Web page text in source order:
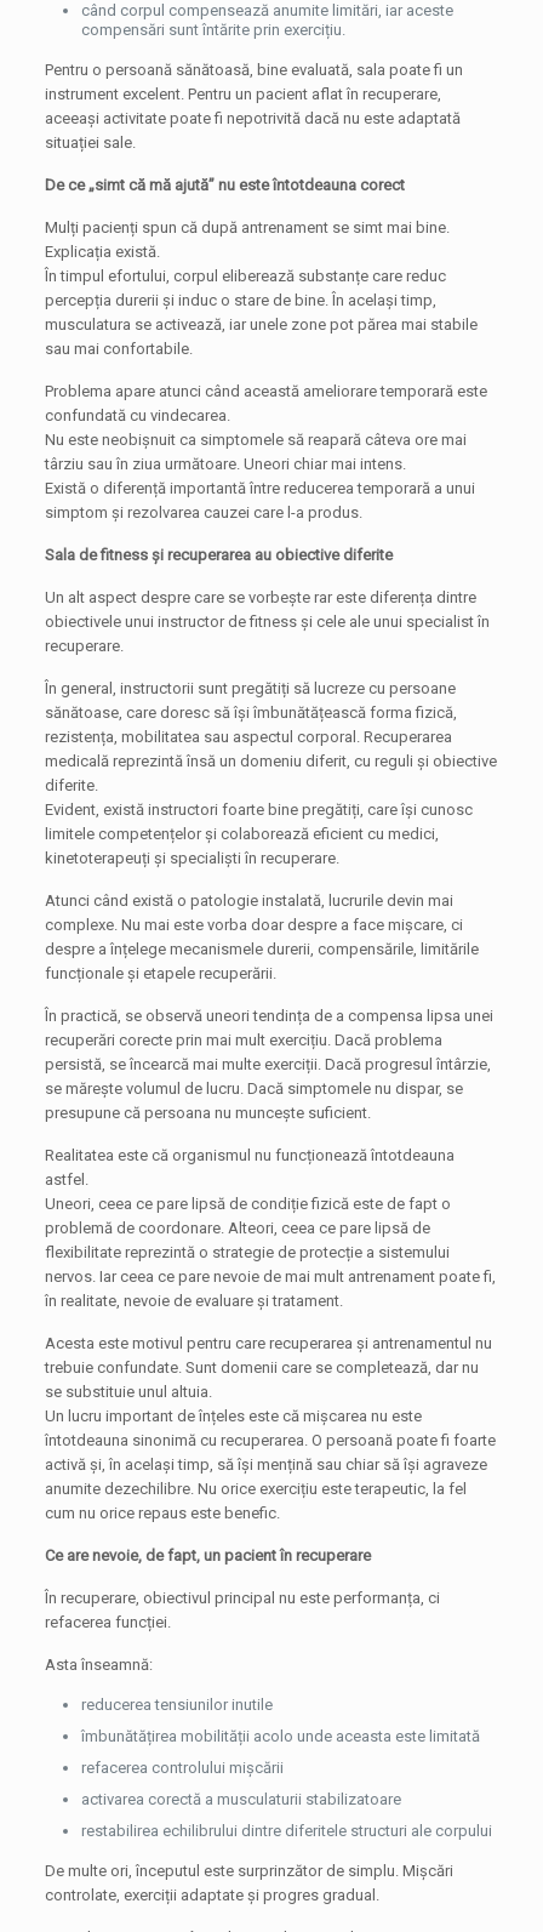
când corpul compensează anumite limitări, iar aceste
compensări sunt întărite prin exercițiu.
Pentru o persoană sănătoasă, bine evaluată, sala poate fi un
instrument excelent. Pentru un pacient aflat în recuperare,
aceeași activitate poate fi nepotrivită dacă nu este adaptată
situației sale.
De ce „simt că mă ajută” nu este întotdeauna corect
Mulți pacienți spun că după antrenament se simt mai bine.
Explicația există.
În timpul efortului, corpul eliberează substanțe care reduc
percepția durerii și induc o stare de bine. În același timp,
musculatura se activează, iar unele zone pot părea mai stabile
sau mai confortabile.
Problema apare atunci când această ameliorare temporară este
confundată cu vindecarea.
Nu este neobișnuit ca simptomele să reapară câteva ore mai
târziu sau în ziua următoare. Uneori chiar mai intens.
Există o diferență importantă între reducerea temporară a unui
simptom și rezolvarea cauzei care l-a produs.
Sala de fitness și recuperarea au obiective diferite
Un alt aspect despre care se vorbește rar este diferența dintre
obiectivele unui instructor de fitness și cele ale unui specialist în
recuperare.
În general, instructorii sunt pregătiți să lucreze cu persoane
sănătoase, care doresc să își îmbunătățească forma fizică,
rezistența, mobilitatea sau aspectul corporal. Recuperarea
medicală reprezintă însă un domeniu diferit, cu reguli și obiective
diferite.
Evident, există instructori foarte bine pregătiți, care își cunosc
limitele competențelor și colaborează eficient cu medici,
kinetoterapeuți și specialiști în recuperare.
Atunci când există o patologie instalată, lucrurile devin mai
complexe. Nu mai este vorba doar despre a face mișcare, ci
despre a înțelege mecanismele durerii, compensările, limitările
funcționale și etapele recuperării.
În practică, se observă uneori tendința de a compensa lipsa unei
recuperări corecte prin mai mult exercițiu. Dacă problema
persistă, se încearcă mai multe exerciții. Dacă progresul întârzie,
se mărește volumul de lucru. Dacă simptomele nu dispar, se
presupune că persoana nu muncește suficient.
Realitatea este că organismul nu funcționează întotdeauna
astfel.
Uneori, ceea ce pare lipsă de condiție fizică este de fapt o
problemă de coordonare. Alteori, ceea ce pare lipsă de
flexibilitate reprezintă o strategie de protecție a sistemului
nervos. Iar ceea ce pare nevoie de mai mult antrenament poate fi,
în realitate, nevoie de evaluare și tratament.
Acesta este motivul pentru care recuperarea și antrenamentul nu
trebuie confundate. Sunt domenii care se completează, dar nu
se substituie unul altuia.
Un lucru important de înțeles este că mișcarea nu este
întotdeauna sinonimă cu recuperarea. O persoană poate fi foarte
activă și, în același timp, să își mențină sau chiar să își agraveze
anumite dezechilibre. Nu orice exercițiu este terapeutic, la fel
cum nu orice repaus este benefic.
Ce are nevoie, de fapt, un pacient în recuperare
În recuperare, obiectivul principal nu este performanța, ci
refacerea funcției.
Asta înseamnă:
reducerea tensiunilor inutile
îmbunătățirea mobilității acolo unde aceasta este limitată
refacerea controlului mișcării
activarea corectă a musculaturii stabilizatoare
restabilirea echilibrului dintre diferitele structuri ale corpului
De multe ori, începutul este surprinzător de simplu. Mișcări
controlate, exerciții adaptate și progres gradual.